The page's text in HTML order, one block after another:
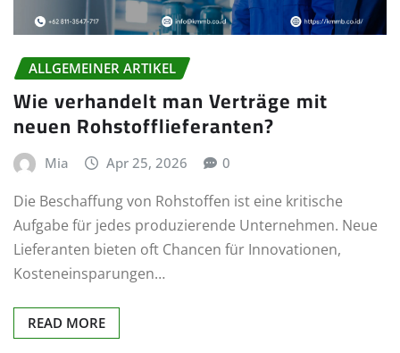
ALLGEMEINER ARTIKEL
Wie verhandelt man Verträge mit
neuen Rohstofflieferanten?
Mia Apr 25, 2026 0
Die Beschaffung von Rohstoffen ist eine kritische
Aufgabe für jedes produzierende Unternehmen. Neue
Lieferanten bieten oft Chancen für Innovationen,
Kosteneinsparungen…
READ MORE